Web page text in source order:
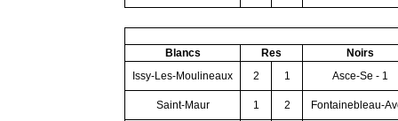
Blancs Res
Noirs
Issy-Les-Moulineaux
2 1 Asce-Se - 1
Saint-Maur 1 2
Fontainebleau-